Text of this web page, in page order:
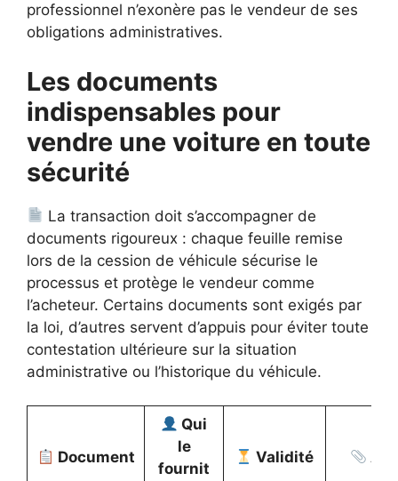
professionnel n’exonère pas le vendeur de ses
obligations administratives.
Les documents
indispensables pour
vendre une voiture en toute
sécurité
La transaction doit s’accompagner de
documents rigoureux : chaque feuille remise
lors de la cession de véhicule sécurise le
processus et protège le vendeur comme
l’acheteur. Certains documents sont exigés par
la loi, d’autres servent d’appuis pour éviter toute
contestation ultérieure sur la situation
administrative ou l’historique du véhicule.
Document
Qui
le
fournit
Validité À